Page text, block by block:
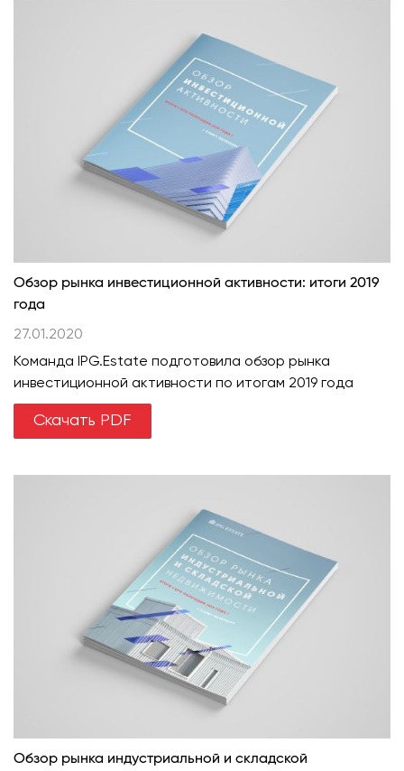
Обзор рынка инвестиционной активности: итоги 2019
года
27.01.2020
Команда IPG.Estate подготовила обзор рынка
инвестиционной активности по итогам 2019 года
Скачать PDF
Обзор рынка индустриальной и складской